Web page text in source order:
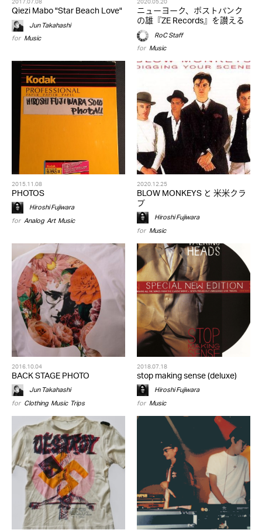
Qiezi Mabo "Star Beach Love"
Jun Takahashi
for Music
ニューヨーク、ポストパンク
の雄『ZE Records』を讃える
RoC Staff
for Music
2015.11.08
PHOTOS
Hiroshi Fujiwara
for Analog,Art,Music
2020.12.25
BLOW MONKEYS と 米米クラ
ブ
Hiroshi Fujiwara
for Music
2016.10.04
BACK STAGE PHOTO
Jun Takahashi
for Clothing,Music, Trips
2018.07.18
stop making sense (deluxe)
Hiroshi Fujiwara
for Music